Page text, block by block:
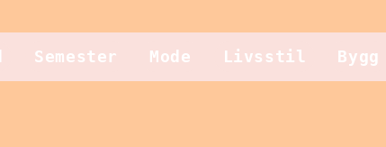
Semester Mode Livsstil Bygg